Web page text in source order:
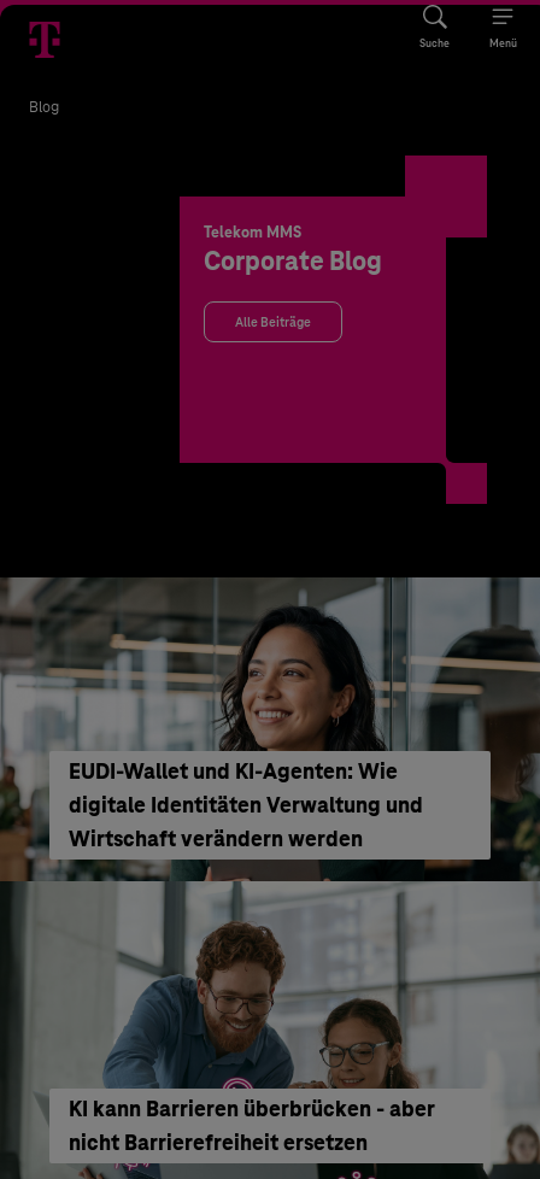
Suche Menü
Blog
Telekom MMS
Corporate Blog
Alle Beiträge
EUDI-Wallet und KI-Agenten: Wie
digitale Identitäten Verwaltung und
Wirtschaft verändern werden
KI kann Barrieren überbrücken - aber
nicht Barrierefreiheit ersetzen